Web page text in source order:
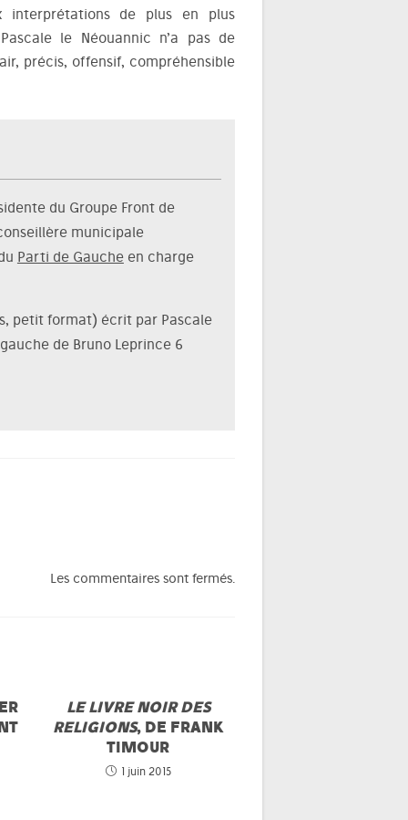
de plus en plus
le Néouannic n’a pas de
précis, offensif, compréhensible
du Groupe Front de
municipale
Parti de Gaucheen charge
petit format) écrit par Pascale
de Bruno Leprince 6
Les commentaires sont fermés.
LE LIVRE NOIR DES
RELIGIONS, DE FRANK
TIMOUR
1 juin 2015